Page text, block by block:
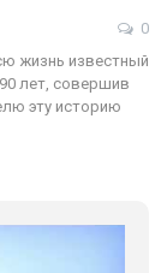
0
жизнь известный
лет, совершив
эту историю